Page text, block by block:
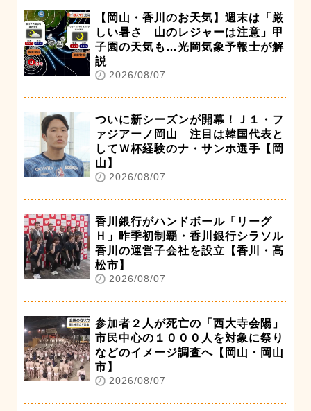
【岡山・香川のお天気】週末は「厳
しい暑さ 山のレジャーは注意」甲
子園の天気も…光岡気象予報士が解
説
2026/08/07
ついに新シーズンが開幕！Ｊ１・フ
ァジアーノ岡山 注目は韓国代表と
してＷ杯経験のナ・サンホ選手【岡
山】
2026/08/07
香川銀行がハンドボール「リーグ
Ｈ」昨季初制覇・香川銀行シラソル
香川の運営子会社を設立【香川・高
松市】
2026/08/07
参加者２人が死亡の「西大寺会陽」
市民中心の１０００人を対象に祭り
などのイメージ調査へ【岡山・岡山
市】
2026/08/07